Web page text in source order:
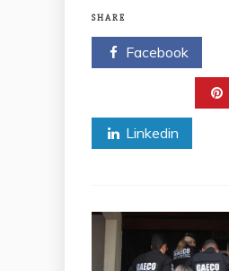
SHARE
Facebook
Linkedin